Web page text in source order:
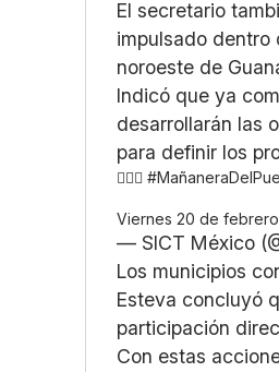
El secretario
impulsado dentro
noroeste de
Indicó que ya
desarrollarán las
para definir los
🙋🏻‍♀️
Viernes 20 de
— SICT México
Los municipios
Esteva concluyó
participación
Con estas